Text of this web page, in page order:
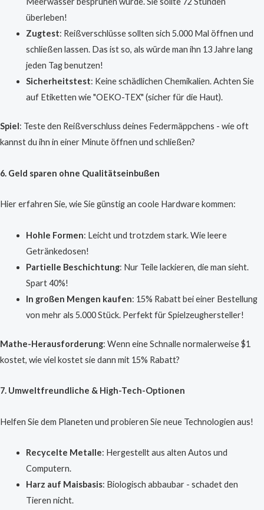
überleben!
Zugtest: Reißverschlüsse sollten sich 5.000 Mal öffnen und
schließen lassen. Das ist so, als würde man ihn 13 Jahre lang
jeden Tag benutzen!
Sicherheitstest: Keine schädlichen Chemikalien. Achten Sie
auf Etiketten wie "OEKO-TEX" (sicher für die Haut).
Spiel: Teste den Reißverschluss deines Federmäppchens - wie oft
kannst du ihn in einer Minute öffnen und schließen?
6. Geld sparen ohne Qualitätseinbußen
Hier erfahren Sie, wie Sie günstig an coole Hardware kommen:
Hohle Formen: Leicht und trotzdem stark. Wie leere
Getränkedosen!
Partielle Beschichtung: Nur Teile lackieren, die man sieht.
Spart 40%!
In großen Mengen kaufen: 15% Rabatt bei einer Bestellung
von mehr als 5.000 Stück. Perfekt für Spielzeughersteller!
Mathe-Herausforderung: Wenn eine Schnalle normalerweise $1
kostet, wie viel kostet sie dann mit 15% Rabatt?
7. Umweltfreundliche & High-Tech-Optionen
Helfen Sie dem Planeten und probieren Sie neue Technologien aus!
Recycelte Metalle: Hergestellt aus alten Autos und
Computern.
Harz auf Maisbasis: Biologisch abbaubar - schadet den
Tieren nicht.